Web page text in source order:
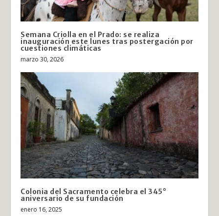
Semana Criolla en el Prado: se realiza
inauguración este lunes tras postergación por
cuestiones climáticas
marzo 30, 2026
Colonia del Sacramento celebra el 345°
aniversario de su fundación
enero 16, 2025